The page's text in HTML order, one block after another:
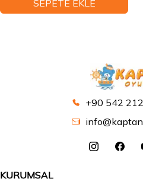
SEPETE EKLE
+90 542
KURUMSAL